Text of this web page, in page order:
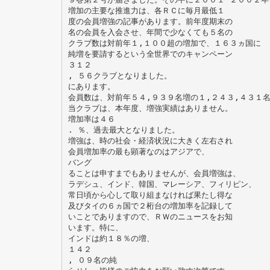
増加の主要な推進力は、各ＲＣに毎月最低１
度の会員増強の記事があります。前年度期末の
名の会員を入会させ、年間で少なくても５名の
クラブ数は対前年１,１００超の増加で、１６３ヵ国に
純増を要請するという全世界でのキャンペーン
３１２
, ５６クラブとなりました。
にあります。
会員数は、対前年５４,９３９名増の１,２４３,４３１
当クラブは、本年度、増強実績はありません。
増加率は４６
. ％、過去最大となりました。
増強は、時の社会・経済状況に大きく左右され
会員増加率の最も顕著なのはアジアで、
バング
ることは申すまでもありませんが、会員増強は、
ラデシュ、インド、韓国、マレーシア、フィリピン、
常日頃から心して取り組まなければ果たし得な
及びタイの６ヵ国で２桁台の増加率を記録して
いことでありますので、ＲＷのニュースをお知
います。特に、
インドは約１８％の増、
１４２
, ０９名の純